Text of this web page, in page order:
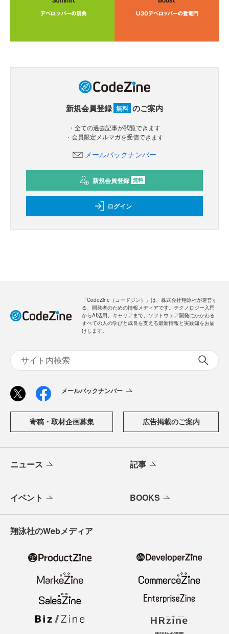
新規会員登録 無料 のご案内
・全ての過去記事が閲覧できます
・会員限定メルマガを受信できます
メールバックナンバー
新規会員登録 無料
ログイン
「CodeZine（コードジン）」は、株式会社翔泳社が運営す
る、開発者のための情報メディアです。テクノロジー入門
からAI活用、キャリアまで、ソフトウェア開発にかかわる
すべての人の学びと成長を支える最新情報と実践知をお届
けします。
メールバックナンバー
寄稿・取材企画募集 広告掲載のご案内
ニュース 記事
イベント BOOKS
翔泳社のWebメディア